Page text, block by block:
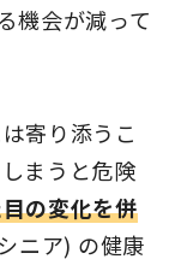
" 機会が減って
寄り添うこ
まうと危険
の変化を併
ニア) の健康